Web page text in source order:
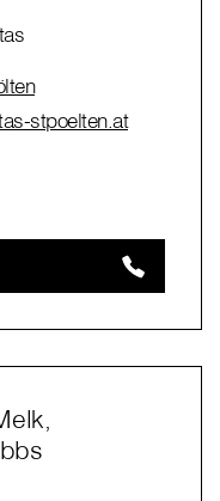
stpoelten.at